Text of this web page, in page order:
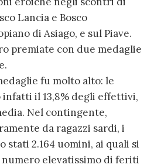
Lancia e Bosco
di Asiago, e sul Piave.
premiate con due medaglie
fu molto alto: le
il 13,8% degli effettivi,
Nel contingente,
da ragazzi sardi, i
stati 2.164 uomini, ai quali si
elevatissimo di feriti